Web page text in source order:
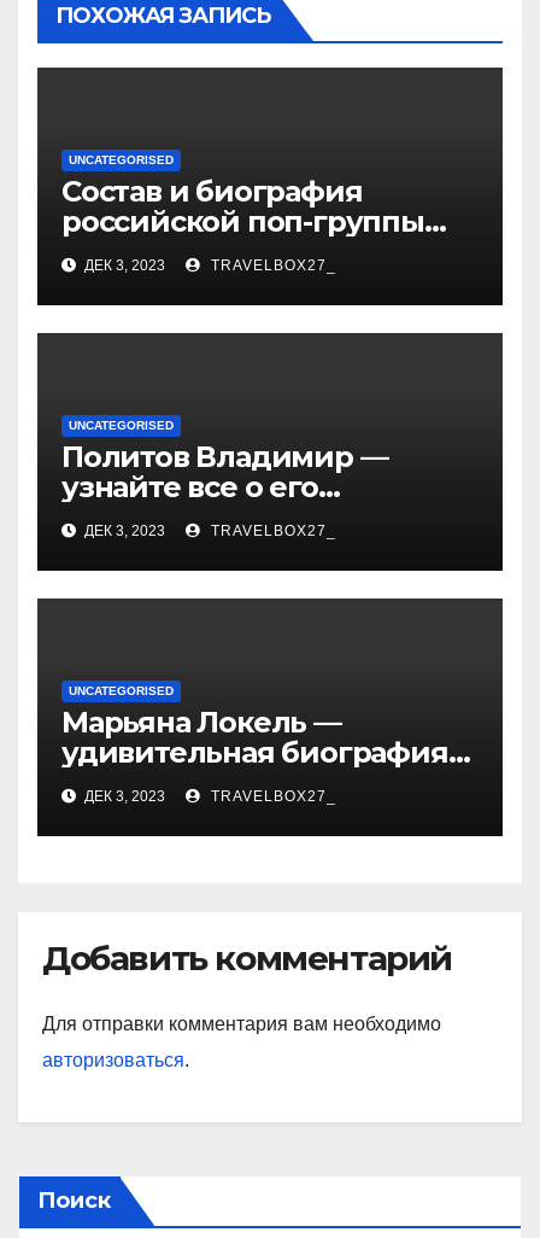
ПОХОЖАЯ ЗАПИСЬ
UNCATEGORISED
Состав и биография
российской поп-группы
«Иванушки интернешнл»
— история успеха, музыка
и судьбы участников
ДЕК 3, 2023 TRAVELBOX27_
UNCATEGORISED
Политов Владимир —
узнайте все о его
биографии, возрасте и
впечатляющих
достижениях!
ДЕК 3, 2023 TRAVELBOX27_
UNCATEGORISED
Марьяна Локель —
удивительная биография
великой актрисы,
уникальные факты о ее
жизни и славные
ДЕК 3, 2023 TRAVELBOX27_
Добавить комментарий
Для отправки комментария вам необходимо
авторизоваться.
Поиск